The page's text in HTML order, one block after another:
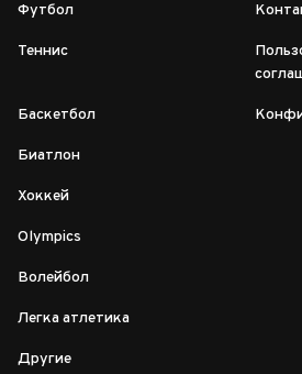
Футбол
Теннис
Баскетбол
Биатлон
Хоккей
Olympics
Волейбол
Легка атлетика
Другие